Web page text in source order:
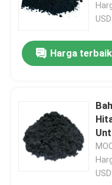
Harga terbaik